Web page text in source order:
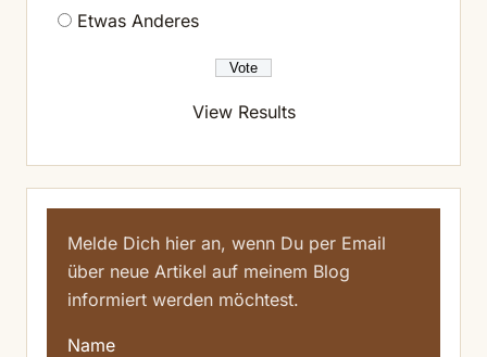
Etwas Anderes
View Results
Melde Dich hier an, wenn Du per Email
über neue Artikel auf meinem Blog
informiert werden möchtest.
Name